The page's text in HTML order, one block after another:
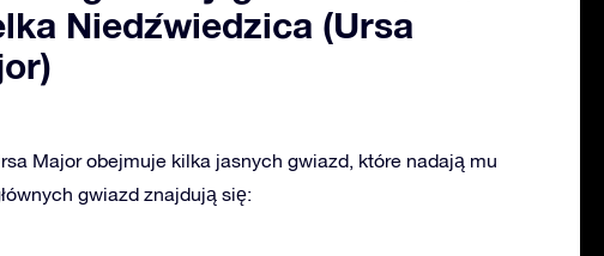
Niedźwiedzica (Ursa
Major obejmuje kilka jasnych gwiazd, które nadają mu
gwiazd znajdują się: